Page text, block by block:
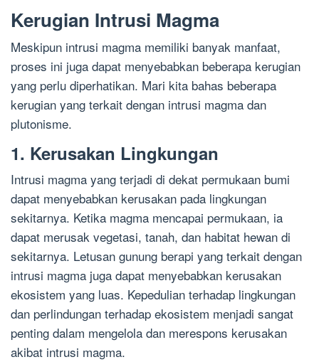
Kerugian Intrusi Magma
Meskipun intrusi magma memiliki banyak manfaat,
proses ini juga dapat menyebabkan beberapa kerugian
yang perlu diperhatikan. Mari kita bahas beberapa
kerugian yang terkait dengan intrusi magma dan
plutonisme.
1. Kerusakan Lingkungan
Intrusi magma yang terjadi di dekat permukaan bumi
dapat menyebabkan kerusakan pada lingkungan
sekitarnya. Ketika magma mencapai permukaan, ia
dapat merusak vegetasi, tanah, dan habitat hewan di
sekitarnya. Letusan gunung berapi yang terkait dengan
intrusi magma juga dapat menyebabkan kerusakan
ekosistem yang luas. Kepedulian terhadap lingkungan
dan perlindungan terhadap ekosistem menjadi sangat
penting dalam mengelola dan merespons kerusakan
akibat intrusi magma.